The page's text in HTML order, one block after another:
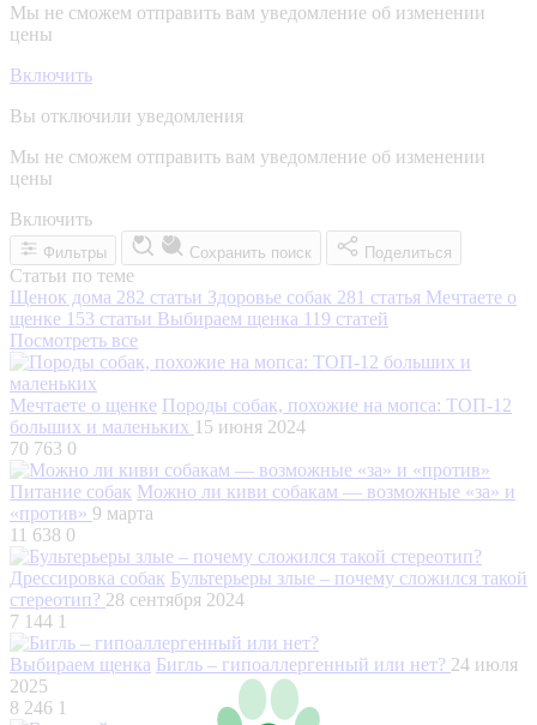
Мы не сможем отправить вам уведомление об изменении
цены
Включить
Вы отключили уведомления
Мы не сможем отправить вам уведомление об изменении
цены
Включить
Фильтры Сохранить поиск Поделиться
Статьи по теме
Щенок дома 282 статьи Здоровье собак 281 статья Мечтаете о
щенке 153 статьи Выбираем щенка 119 статей
Посмотреть все
Мечтаете о щенке Породы собак, похожие на мопса: ТОП-12
больших и маленьких 15 июня 2024
70 763 0
Питание собак Можно ли киви собакам — возможные «за» и
«против» 9 марта
11 638 0
Дрессировка собак Бультерьеры злые – почему сложился такой
стереотип? 28 сентября 2024
7 144 1
Выбираем щенка Бигль – гипоаллергенный или нет? 24 июля
2025
8 246 1